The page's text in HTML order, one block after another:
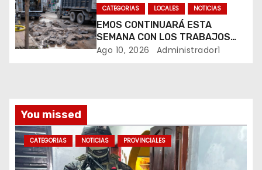
r
a
s
CATEGORIAS LOCALES NOTICIAS
EMOS CONTINUARÁ ESTA
SEMANA CON LOS TRABAJOS
SOBRE CALLE ALVEAR
Ago 10, 2026 Administrador1
You missed
CATEGORIAS NOTICIAS PROVINCIALES